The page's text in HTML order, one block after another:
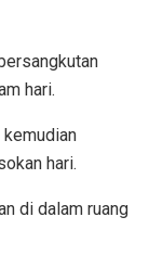
hari.
kemudian
hari.
di dalam ruang